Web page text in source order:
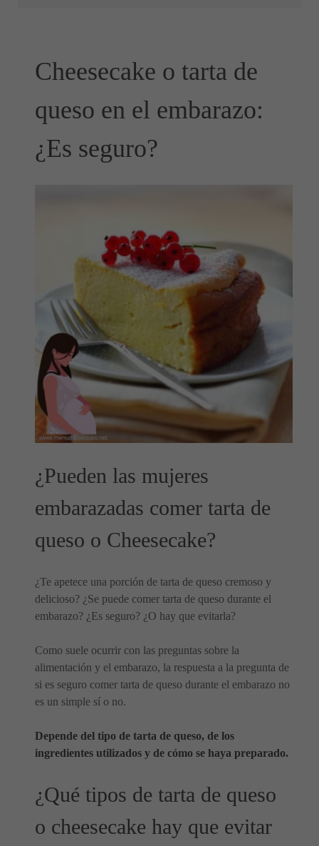
Cheesecake o tarta de
queso en el embarazo:
¿Es seguro?
¿Pueden las mujeres
embarazadas comer tarta de
queso o Cheesecake?
¿Te apetece una porción de tarta de queso cremoso y
delicioso? ¿Se puede comer tarta de queso durante el
embarazo? ¿Es seguro? ¿O hay que evitarla?
Como suele ocurrir con las preguntas sobre la
alimentación y el embarazo, la respuesta a la pregunta de
si es seguro comer tarta de queso durante el embarazo no
es un simple sí o no.
Depende del tipo de tarta de queso, de los
ingredientes utilizados y de cómo se haya preparado.
¿Qué tipos de tarta de queso
o cheesecake hay que evitar